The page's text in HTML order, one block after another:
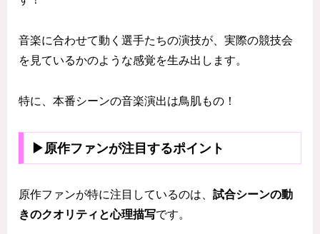
音楽に合わせて動く選手たちの演技が、実際の競技会
を見ているかのような感覚を生み出します。
特に、本番シーンの音楽演出は鳥肌もの！
▶原作ファンが注目するポイント
原作ファンが特に注目しているのは、 試合シーンの動
きのクオリティと心理描写です。